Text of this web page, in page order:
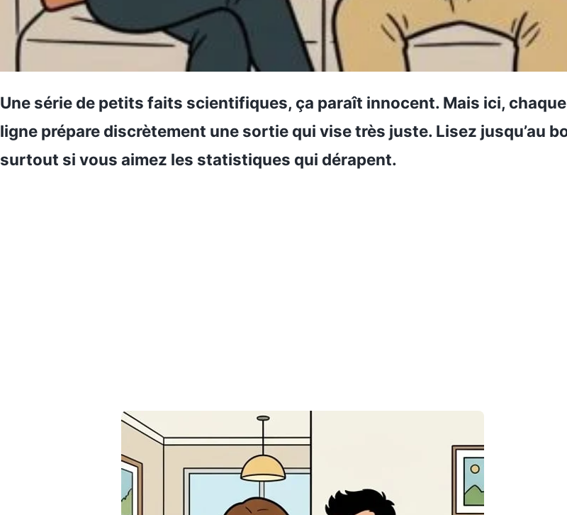
Une série de petits faits scientifiques, ça paraît innocent. Mais ici, chaque
ligne prépare discrètement une sortie qui vise très juste. Lisez jusqu’au
surtout si vous aimez les statistiques qui dérapent.